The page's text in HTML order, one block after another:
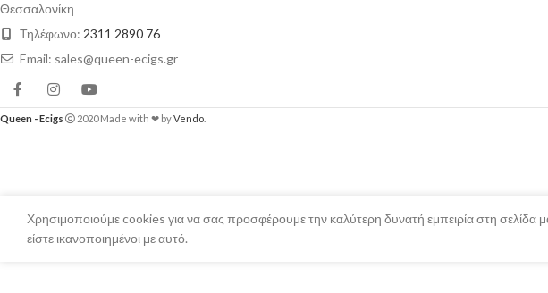
Θεσσαλονίκη
Τηλέφωνο: 2311 2890 76
Email: sales@queen-ecigs.gr
Queen - Ecigs 2020 Made with ❤ byVendo
Χρησιμοποιούμε cookies για να σας προσφέρουμε την καλύτερη δυνατή εμπειρία στη σελίδα
είστε ικανοποιημένοι με αυτό.